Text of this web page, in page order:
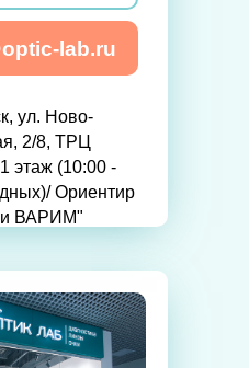
lab.ru
ул. Ново-
2/8, ТРЦ
этаж (10:00 -
Ориентир
ВАРИМ"